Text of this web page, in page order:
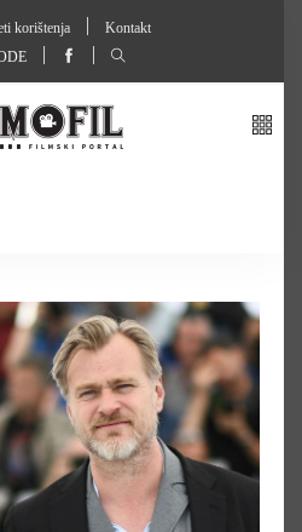
korištenja
Kontakt